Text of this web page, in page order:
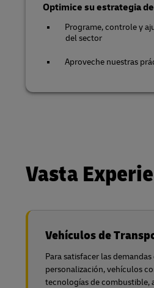
Optimice su estrategia
Programe, controle y
del sector
Aproveche nuestras
Vasta
Vehículos de
Para satisfacer las
personalización, vehículos
tecnologías de combustible,